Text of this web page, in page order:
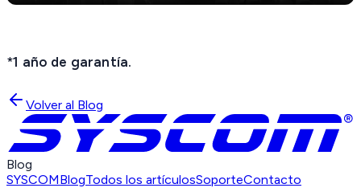
*1 año de garantía.
Volver al Blog
Blog
SYSCOMBlogTodos los artículosSoporteContacto